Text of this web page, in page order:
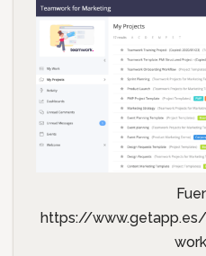
https://